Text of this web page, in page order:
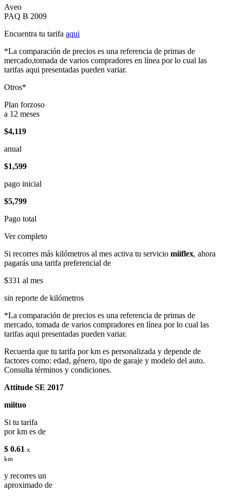
Aveo
PAQ B 2009
Encuentra tu tarifa aqui
*La comparación de precios es una referencia de primas de
mercado,tomada de varios compradores en línea por lo cual las
tarifas aqui presentadas pueden variar.
Otros*
Plan forzoso
a 12 meses
$4,119
anual
$1,599
pago inicial
$5,799
Pago total
Ver completo
Si recorres más kilómetros al mes activa tu servicio miiflex, ahora
pagarás una tarifa preferencial de
$331 al mes
sin reporte de kilómetros
*La comparación de precios es una referencia de primas de
mercado, tomada de varios compradores en línea por lo cual las
tarifas aqui presentadas pueden variar.
Recuerda que tu tarifa por km es personalizada y depende de
factores como: edad, género, tipo de garaje y modelo del auto.
Consulta términos y condiciones.
Attitude SE 2017
miituo
Si tu tarifa
por km es de
$ 0.61 x
km
y recorres un
aproximado de